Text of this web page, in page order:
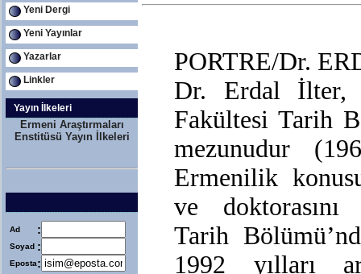
Yeni Dergi
Yeni Yayınlar
Yazarlar
Linkler
Yayın İlkeleri
Ermeni Araştırmaları
Enstitüsü Yayın İlkeleri
Ad :
Soyad :
Eposta:
PORTRE/Dr.
Dr. Erdal İlter,
Fakültesi Tarih
mezunudur
Ermenilik
ve doktorasını
Tarih
1992 yılları